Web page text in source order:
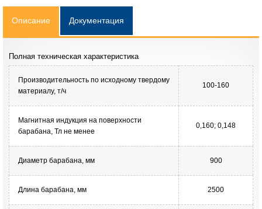
Описание Документация
Полная техническая характеристика
Производительность по исходному твердому
материалу, т/ч
100-160
Магнитная индукция на поверхности
барабана, Тл не менее
0,160; 0,148
Диаметр барабана, мм 900
Длина барабана, мм 2500